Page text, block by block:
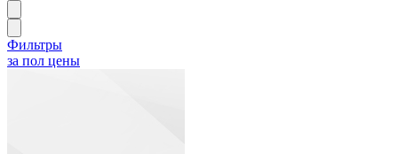
Фильтры
за пол цены